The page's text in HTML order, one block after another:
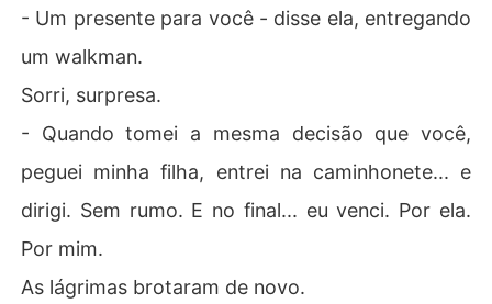
- Um presente para você - disse ela, entregando
um walkman.
Sorri, surpresa.
- Quando tomei a mesma decisão que você,
peguei minha filha, entrei na caminhonete... e
dirigi. Sem rumo. E no final... eu venci. Por ela.
Por mim.
As lágrimas brotaram de novo.